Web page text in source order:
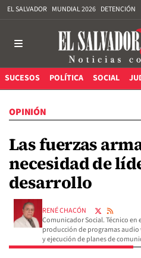
EL SALVADOR MUNDIAL 2026 DETENCIÓN
SUCESOS POLÍTICA SOCIAL
OPINIÓN
Las fuerzas
necesidad de
desarrollo
RENÉ CHACÓN
Comunicador Social. Técnico
producción de programas
y ejecución de planes de